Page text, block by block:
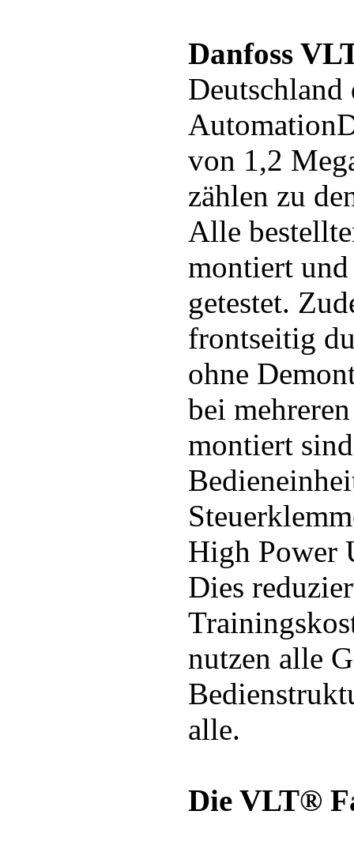
Danfoss
von 1,2
zählen zu
Alle
montiert
getestet.
frontseitig
ohne
bei
montiert
High Power
Dies
nutzen alle
alle.
Die VLT®